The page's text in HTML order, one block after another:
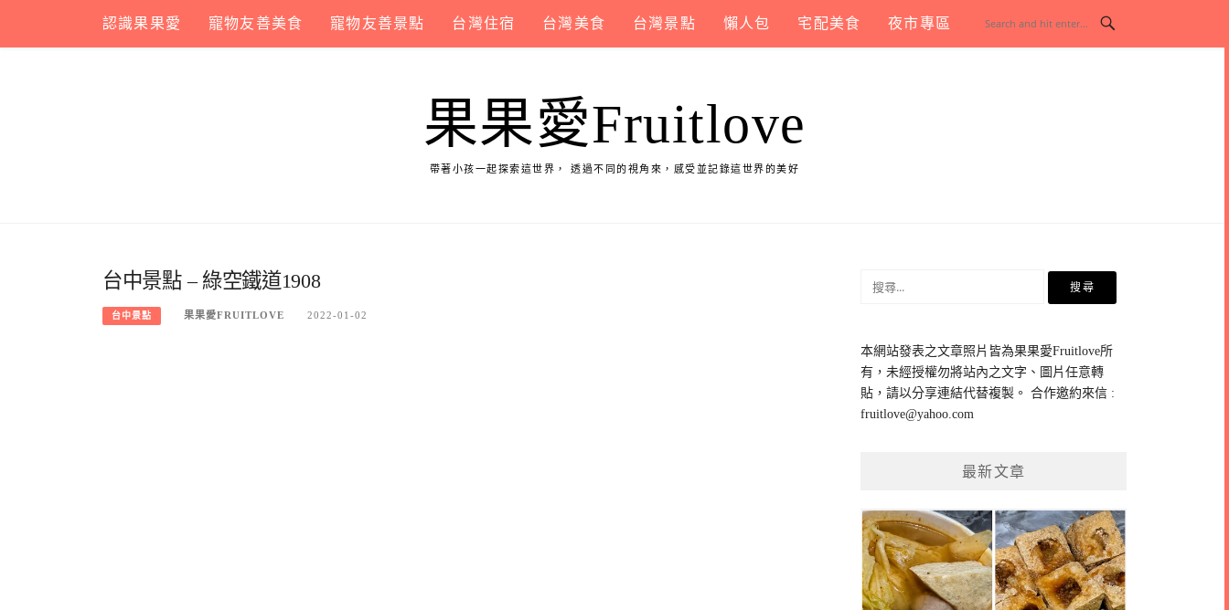
content
認識果果愛 寵物友善美食 寵物友善景點 台灣住宿 台灣美食 台灣景點 懶人包 宅配美食 夜市專區
果果愛Fruitlove
帶著小孩一起探索這世界， 透過不同的視角來，感受並記錄這世界的美好
台中景點 – 綠空鐵道1908
台中景點 果果愛FRUITLOVE 2022-01-02
鍵
字:
本網站發表之文章照片皆為果果愛Fruitlove所
有，未經授權勿將站內之文字、圖片任意轉
貼，請以分享連結代替複製。 合作邀約來信 :
fruitlove@yahoo.com
最新文章